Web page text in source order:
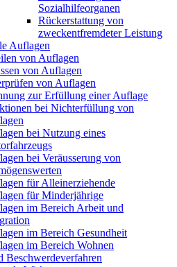
Sozialhilfeorganen
Rückerstattung von
zweckentfremdeter Leistung
Auflagen
von Auflagen
von Auflagen
von Auflagen
zur Erfüllung einer Auflage
bei Nichterfüllung von
bei Nutzung eines
bei Veräusserung von
für Alleinerziehende
für Minderjährige
im Bereich Arbeit und
im Bereich Gesundheit
im Bereich Wohnen
Beschwerdeverfahren